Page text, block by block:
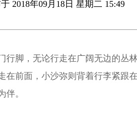
2018年09月18日 星期二 15:49
行脚，无论行走在广阔无边的丛
在前面，小沙弥则背着行李紧跟
伴。